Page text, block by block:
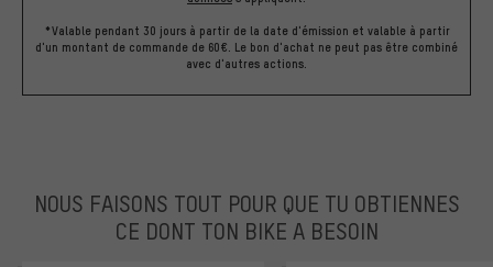
*Valable pendant 30 jours à partir de la date d'émission et valable à partir
d'un montant de commande de 60€. Le bon d'achat ne peut pas être combiné
avec d'autres actions.
NOUS FAISONS TOUT POUR QUE TU OBTIENNES
CE DONT TON BIKE A BESOIN